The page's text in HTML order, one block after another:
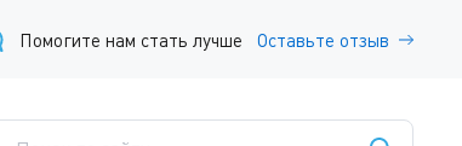
Помогите нам стать лучше Оставьте отзыв